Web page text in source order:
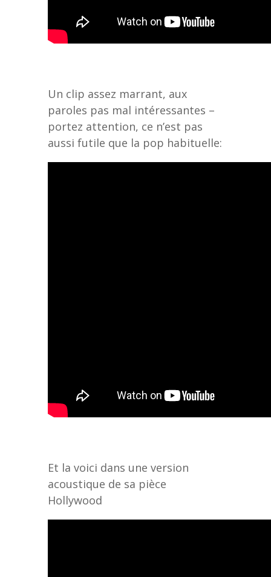
Un clip assez marrant, aux
paroles pas mal intéressantes –
portez attention, ce n’est pas
aussi futile que la pop habituelle:
Et la voici dans une version
acoustique de sa pièce
Hollywood